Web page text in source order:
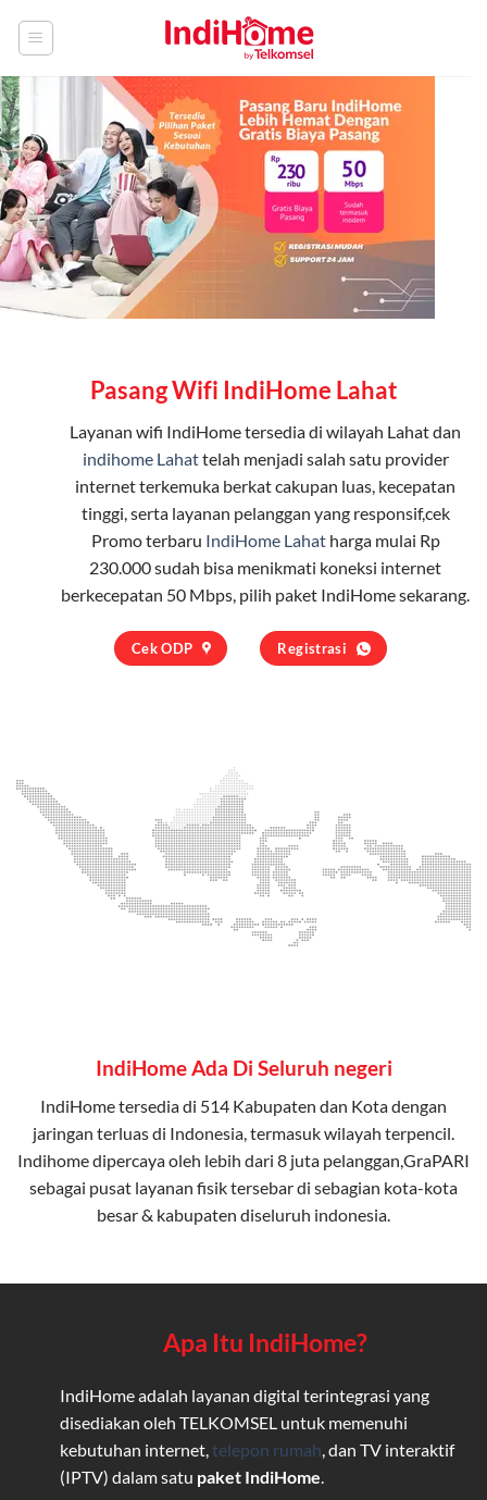
Pasang Wifi IndiHome Lahat
Layanan wifi IndiHometersedia di wilayah Lahat dan
indihome Lahattelah menjadi salah satu provider
internet terkemuka berkat cakupan luas, kecepatan
tinggi, serta layanan pelanggan yang responsif,cek
Promo terbaru IndiHome Lahatharga mulai Rp
230.000 sudah bisa menikmati koneksi internet
berkecepatan 50 Mbps, pilih paket IndiHomesekarang.
Cek ODP Registrasi
IndiHome Ada Di Seluruh negeri
IndiHome tersedia di 514 Kabupaten dan Kota dengan
jaringan terluas di Indonesia, termasuk wilayah terpencil.
Indihome dipercaya oleh lebih dari 8 juta pelanggan,GraPARI
sebagai pusat layanan fisik tersebar di sebagian kota-kota
besar & kabupaten diseluruh indonesia.
Apa Itu IndiHome?
IndiHome adalah layanan digital terintegrasi yang
disediakan oleh TELKOMSEL untuk memenuhi
kebutuhan internet, telepon rumah , dan TV interaktif
(IPTV) dalam satu paket IndiHome